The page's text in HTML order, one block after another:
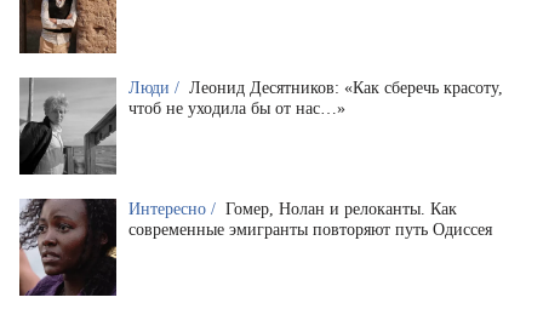
Люди / Леонид Десятников: «Как сберечь красоту,
чтоб не уходила бы от нас…»
Интересно / Гомер, Нолан и релоканты. Как
современные эмигранты повторяют путь Одиссея